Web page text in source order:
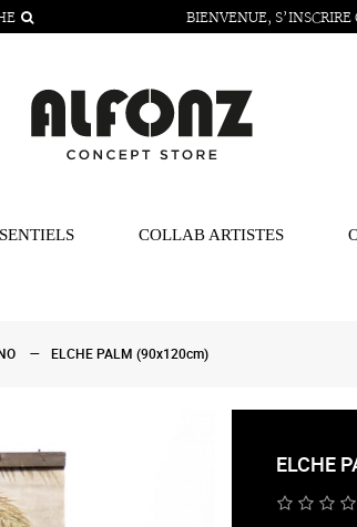
BIENVENUE, S’INSCRIRE
COLLAB ARTISTES
ELCHE PALM (90x120cm)
ELCHE